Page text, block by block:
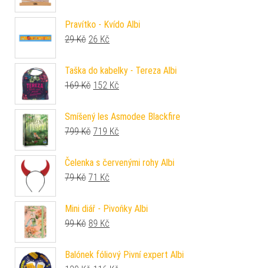
Pravítko - Kvído Albi
29Kč Původní cena byla: 29 Kč.
26 Kč
Taška do kabelky - Tereza Albi
169Kč Původní cena byla: 169 Kč.
152 Kč
Smíšený les Asmodee Blackfire
799Kč Původní cena byla: 799 Kč.
719 Kč
Čelenka s červenými rohy Albi
79Kč Původní cena byla: 79 Kč.
71 Kč
Mini diář - Pivoňky Albi
99Kč Původní cena byla: 99 Kč.
89 Kč
Balónek fóliový Pivní expert Albi